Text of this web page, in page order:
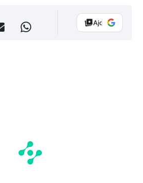
Ajouter Vélo